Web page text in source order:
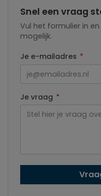
Snel een vraag
Vul het formulier in
mogelijk.
Je e-mailadres *
Je vraag *